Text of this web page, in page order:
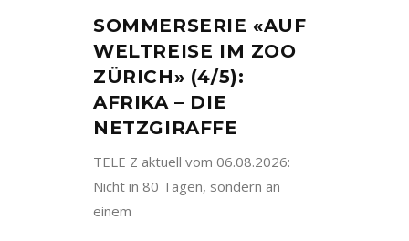
SOMMERSERIE «AUF
WELTREISE IM ZOO
ZÜRICH» (4/5):
AFRIKA – DIE
NETZGIRAFFE
TELE Z aktuell vom 06.08.2026:
Nicht in 80 Tagen, sondern an
einem